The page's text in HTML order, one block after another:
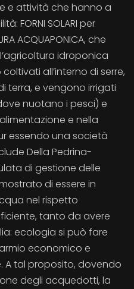
e attività che hanno a
FORNI SOLARI per
ACQUAPONICA, che
idroponica
all’interno di serre,
terra, e vengono irrigati
nuotano i pesci) e
e nella
essendo una società
Della Pedrina-
di gestione delle
di essere in
nel rispetto
tanto da avere
ecologia si può fare
economico e
A tal proposito, dovendo
degli acquedotti, la